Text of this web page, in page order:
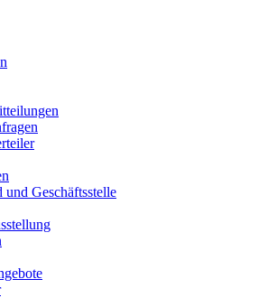
und Geschäftsstelle